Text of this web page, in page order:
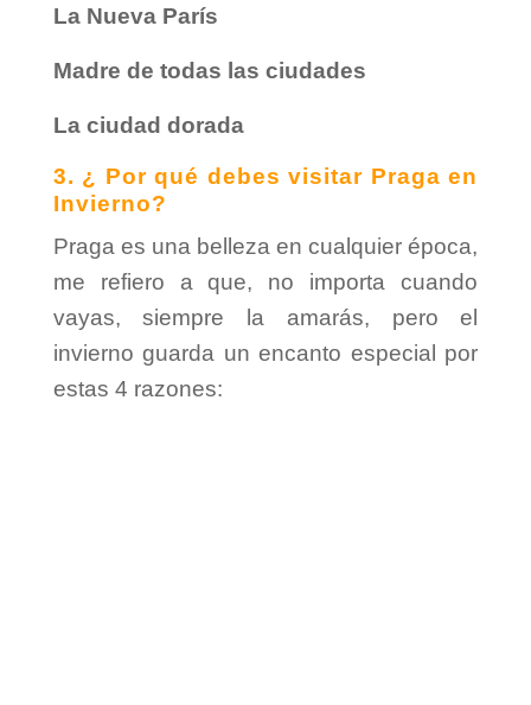
La Nueva París
Madre de todas las ciudades
La ciudad dorada
3. ¿ Por qué debes visitar Praga en
Invierno?
Praga es una belleza en cualquier época,
me refiero a que, no importa cuando
vayas, siempre la amarás, pero el
invierno guarda un encanto especial por
estas 4 razones: